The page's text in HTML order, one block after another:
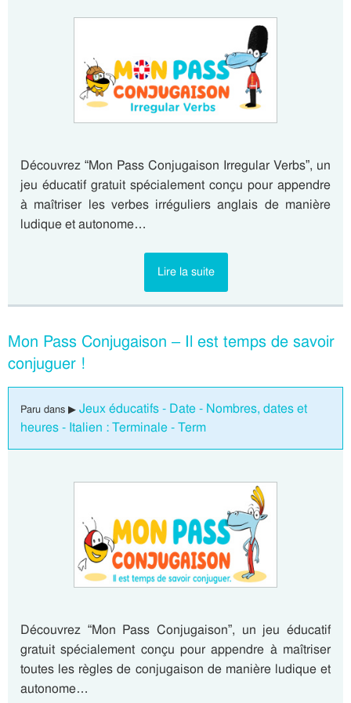
Découvrez “Mon Pass Conjugaison Irregular Verbs”, un
jeu éducatif gratuit spécialement conçu pour appendre
à maîtriser les verbes irréguliers anglais de manière
ludique et autonome…
Lire la suite
Mon Pass Conjugaison – Il est temps de savoir
conjuguer !
Paru dans ▶ Jeux éducatifs - Date - Nombres, dates et
heures - Italien : Terminale - Term
Découvrez “Mon Pass Conjugaison”, un jeu éducatif
gratuit spécialement conçu pour appendre à maîtriser
toutes les règles de conjugaison de manière ludique et
autonome…